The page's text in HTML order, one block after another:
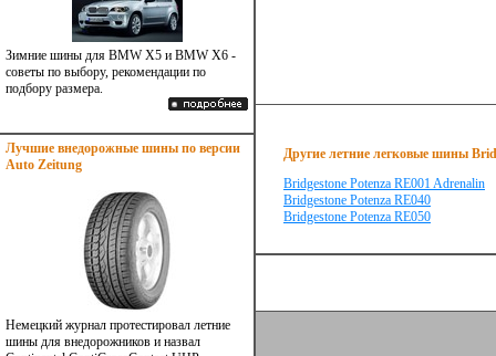
Зимние шины для BMW X5 и BMW X6 -
советы по выбору, рекомендации по
подбору размера.
Лучшие внедорожные шины по версии
Auto Zeitung
Немецкий журнал протестировал летние
шины для внедорожников и назвал
Другие летние легковые шины
Bridgestone Potenza RE001 Adrenalin
Bridgestone Potenza RE040
Bridgestone Potenza RE050